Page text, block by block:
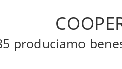
produciamo